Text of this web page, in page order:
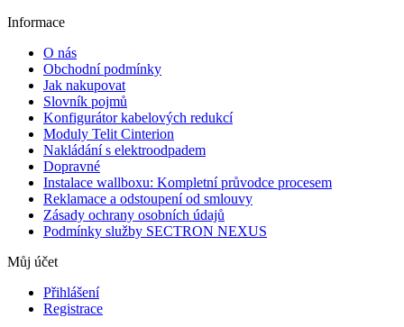
Informace
O nás
Obchodní podmínky
Jak nakupovat
Slovník pojmů
Konfigurátor kabelových redukcí
Moduly Telit Cinterion
Nakládání s elektroodpadem
Dopravné
Instalace wallboxu: Kompletní průvodce procesem
Reklamace a odstoupení od smlouvy
Zásady ochrany osobních údajů
Podmínky služby SECTRON NEXUS
Můj účet
Přihlášení
Registrace